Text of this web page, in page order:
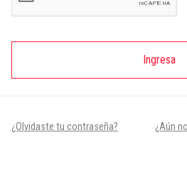
Ingresa
¿Olvidaste tu contraseña? ¿Aún